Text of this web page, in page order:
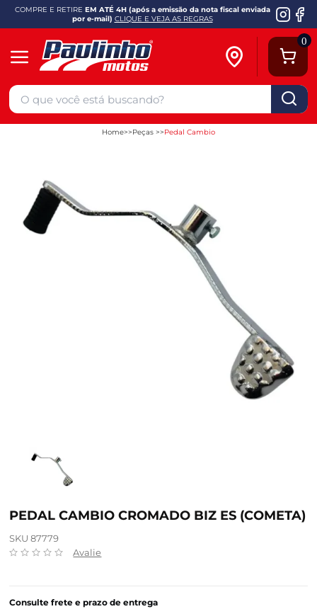
COMPRE E RETIRE EM ATÉ 4H (após a emissão da nota fiscal enviada
por e-mail) CLIQUE E VEJA AS REGRAS
0
Home Peças Pedal Cambio
PEDAL CAMBIO CROMADO BIZ ES (COMETA)
SKU 87779
Avalie
Consulte frete e prazo de entrega